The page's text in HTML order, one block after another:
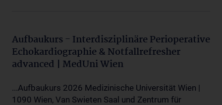
Aufbaukurs - Interdisziplinäre Perioperative
Echokardiographie & Notfallrefresher
advanced | MedUni Wien
...Aufbaukurs 2026 Medizinische Universität Wien |
1090 Wien, Van Swieten Saal und Zentrum für